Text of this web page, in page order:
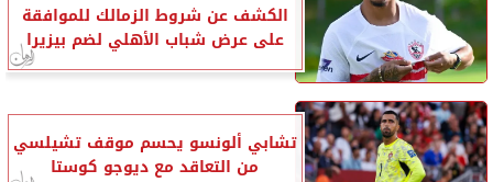
الكشف عن شروط الزمالك للموافقة
على عرض شباب الأهلي لضم بيزيرا
تشابي ألونسو يحسم موقف تشيلسي
من التعاقد مع ديوجو كوستا